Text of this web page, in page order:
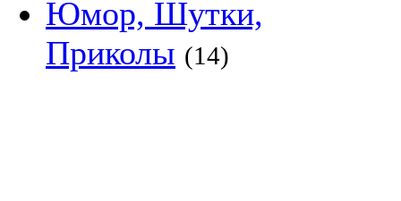
Юмор, Шутки,
Приколы (14)